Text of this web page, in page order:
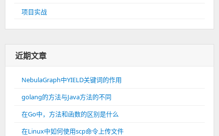
项目实战
近期文章
NebulaGraph中YIELD关键词的作用
golang的方法与Java方法的不同
在Go中，方法和函数的区别是什么
在Linux中如何使用scp命令上传文件